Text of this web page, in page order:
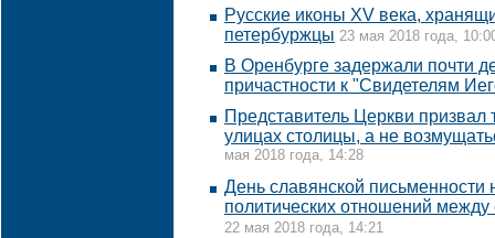
Русские иконы XV века,
петербуржцы 23 мая 2018 года,
В Оренбурге задержали почти
причастности к "Свидетелям
Представитель Церкви призвал
улицах столицы, а не
мая 2018 года, 14:28
День славянской письменности
политических отношений
22 мая 2018 года, 14:21